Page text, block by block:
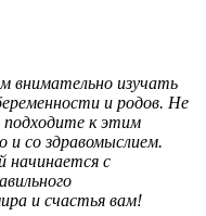
внимательно изучать
и родов. Не
подходите к этим
и со здравомыслием.
начинается с
и счастья вам!